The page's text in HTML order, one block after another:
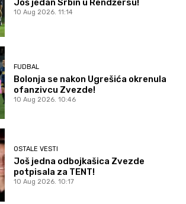
Još jedan Srbin u Rendžersu!
10 Aug 2026. 11:14
FUDBAL
Bolonja se nakon Ugrešića okrenula
ofanzivcu Zvezde!
10 Aug 2026. 10:46
OSTALE VESTI
Još jedna odbojkašica Zvezde
potpisala za TENT!
10 Aug 2026. 10:17